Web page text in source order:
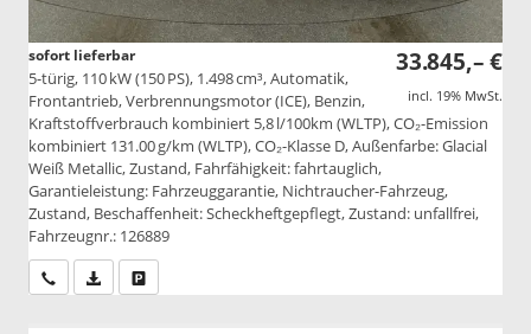
33.845,– €
incl. 19% MwSt.
sofort lieferbar
5-türig, 110 kW (150 PS), 1.498 cm³, Automatik,
Frontantrieb, Verbrennungsmotor (ICE), Benzin,
Kraftstoffverbrauch kombiniert 5,8 l/100km (WLTP), CO₂-Emission
kombiniert 131.00 g/km (WLTP), CO₂-Klasse D, Außenfarbe: Glacial
Weiß Metallic, Zustand, Fahrfähigkeit: fahrtauglich,
Garantieleistung: Fahrzeuggarantie, Nichtraucher-Fahrzeug,
Zustand, Beschaffenheit: Scheckheftgepflegt, Zustand: unfallfrei,
Fahrzeugnr.: 126889
Wir rufen Sie anPDF-Datei, Fahrzeugexposé drucken